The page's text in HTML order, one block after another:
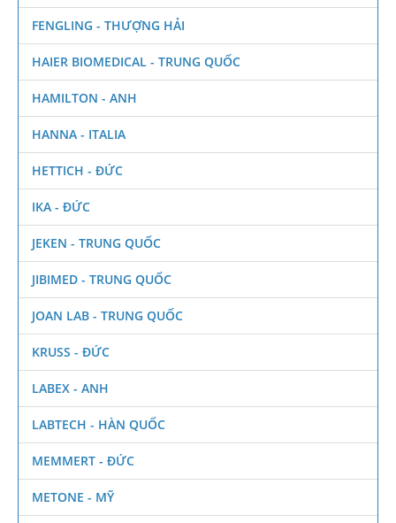
FENGLING - THƯỢNG HẢI
HAIER BIOMEDICAL - TRUNG QUỐC
HAMILTON - ANH
HANNA - ITALIA
HETTICH - ĐỨC
IKA - ĐỨC
JEKEN - TRUNG QUỐC
JIBIMED - TRUNG QUỐC
JOAN LAB - TRUNG QUỐC
KRUSS - ĐỨC
LABEX - ANH
LABTECH - HÀN QUỐC
MEMMERT - ĐỨC
METONE - MỸ